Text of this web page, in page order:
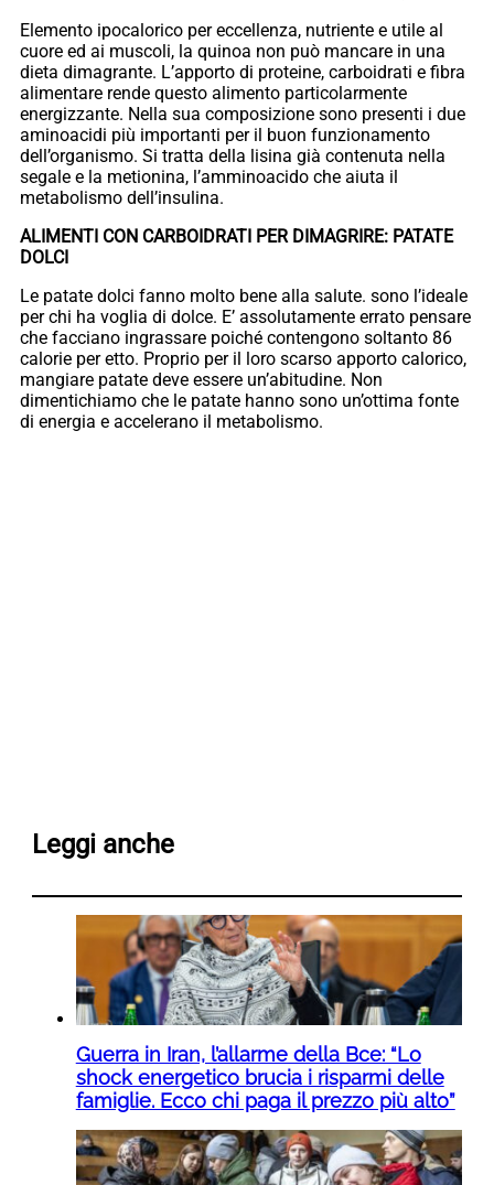
Elemento ipocalorico per eccellenza, nutriente e utile al
cuore ed ai muscoli, la quinoa non può mancare in una
dieta dimagrante. L’apporto di proteine, carboidrati e fibra
alimentare rende questo alimento particolarmente
energizzante. Nella sua composizione sono presenti i due
aminoacidi più importanti per il buon funzionamento
dell’organismo. Si tratta della lisina già contenuta nella
segale e la metionina, l’amminoacido che aiuta il
metabolismo dell’insulina.
ALIMENTI CON CARBOIDRATI PER DIMAGRIRE: PATATE
DOLCI
Le patate dolci fanno molto bene alla salute. sono l’ideale
per chi ha voglia di dolce. E’ assolutamente errato pensare
che facciano ingrassare poiché contengono soltanto 86
calorie per etto. Proprio per il loro scarso apporto calorico,
mangiare patate deve essere un’abitudine. Non
dimentichiamo che le patate hanno sono un’ottima fonte
di energia e accelerano il metabolismo.
Leggi anche
Guerra in Iran, l’allarme della Bce: “Lo
shock energetico brucia i risparmi delle
famiglie. Ecco chi paga il prezzo più alto”